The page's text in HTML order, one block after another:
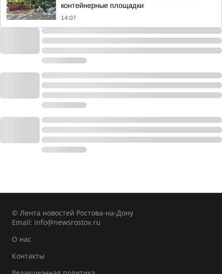
контейнерные площадки
14:07
© Лента новостей Ростова-на-Дону
Email: info@newsrostov.ru
О нас
Контакты